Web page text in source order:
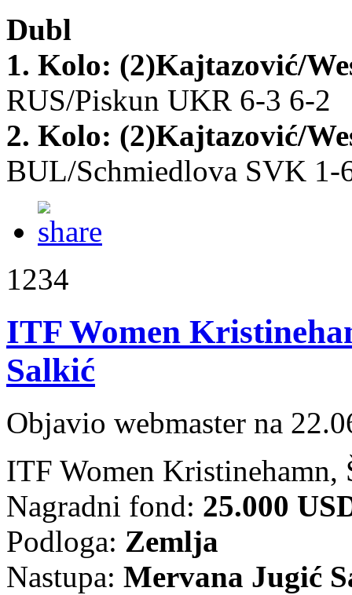
Dubl
1. Kolo: (2)Kajtazović/
RUS/Piskun UKR 6-3 6-2
2. Kolo: (2)Kajtazović/
BUL/Schmiedlova SVK 1-
1234
ITF Women
Salkić
Objavio webmaster na
ITF Women Kristinehamn,
Nagradni fond: 25.000
Podloga: Zemlja
Nastupa: Mervana Jugić